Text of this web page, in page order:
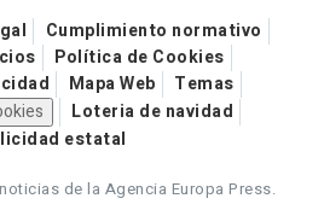
Cumplimiento normativo
Política de Cookies
Mapa Web
Temas
Loteria de navidad
estatal
de la Agencia Europa Press.